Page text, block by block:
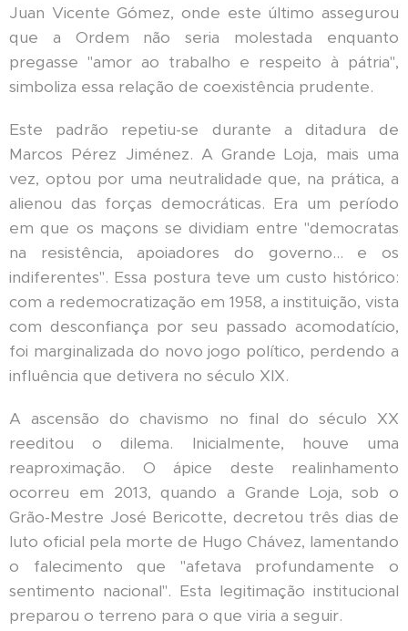
Juan Vicente Gómez, onde este último assegurou
que a Ordem não seria molestada enquanto
pregasse "amor ao trabalho e respeito à pátria",
simboliza essa relação de coexistência prudente.
Este padrão repetiu-se durante a ditadura de
Marcos Pérez Jiménez. A Grande Loja, mais uma
vez, optou por uma neutralidade que, na prática, a
alienou das forças democráticas. Era um período
em que os maçons se dividiam entre "democratas
na resistência, apoiadores do governo... e os
indiferentes". Essa postura teve um custo histórico:
com a redemocratização em 1958, a instituição, vista
com desconfiança por seu passado acomodatício,
foi marginalizada do novo jogo político, perdendo a
influência que detivera no século XIX.
A ascensão do chavismo no final do século XX
reeditou o dilema. Inicialmente, houve uma
reaproximação. O ápice deste realinhamento
ocorreu em 2013, quando a Grande Loja, sob o
Grão-Mestre José Bericotte, decretou três dias de
luto oficial pela morte de Hugo Chávez, lamentando
o falecimento que "afetava profundamente o
sentimento nacional". Esta legitimação institucional
preparou o terreno para o que viria a seguir.